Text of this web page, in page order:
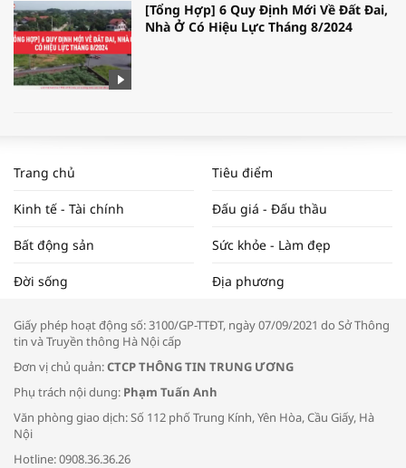
[Tổng Hợp] 6 Quy Định Mới Về Đất Đai,
Nhà Ở Có Hiệu Lực Tháng 8/2024
NAM NĂM 2024 VÀ NĂM 2025 | NHỊP
ĐẬP THỊ TRƯỜNG #62
Tọa đàm “Xúc tiến thương mại: Khơi
Bác sĩ tư vấn cách phòng tránh bệnh
đường hô hấp trong thời tiết giao mùa
Trang chủ Tiêu điểm
Kinh tế - Tài chính Đấu giá - Đấu thầu
Bất động sản Sức khỏe - Làm đẹp
Đời sống Địa phương
Giấy phép hoạt động số: 3100/GP-TTĐT, ngày 07/09/2021 do Sở Thông
tin và Truyền thông Hà Nội cấp
Đơn vị chủ quản:CTCP THÔNG TIN TRUNG ƯƠNG
Phụ trách nội dung: Phạm Tuấn Anh
Văn phòng giao dịch: Số 112 phố Trung Kính, Yên Hòa, Cầu Giấy, Hà
Nội
Hotline: 0908.36.36.26